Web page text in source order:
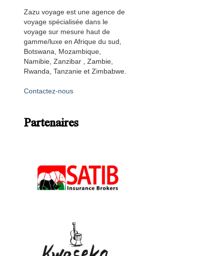
Zazu voyage est une agence de
voyage spécialisée dans le
voyage sur mesure haut de
gamme/luxe en Afrique du sud,
Botswana, Mozambique,
Namibie, Zanzibar , Zambie,
Rwanda, Tanzanie et Zimbabwe.
Contactez-nous
Partenaires